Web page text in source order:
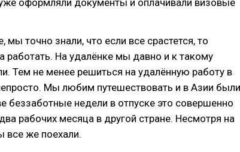
оформляли документы и оплачивали визовые
точно знали, что если все срастется, то
работать. На удалёнке мы давно и к такому
Тем не менее решиться на удалённую работу в
Мы любим путешествовать и в Азии были
беззаботные недели в отпуске это совершенно
рабочих месяца в другой стране. Несмотря на
все же поехали.